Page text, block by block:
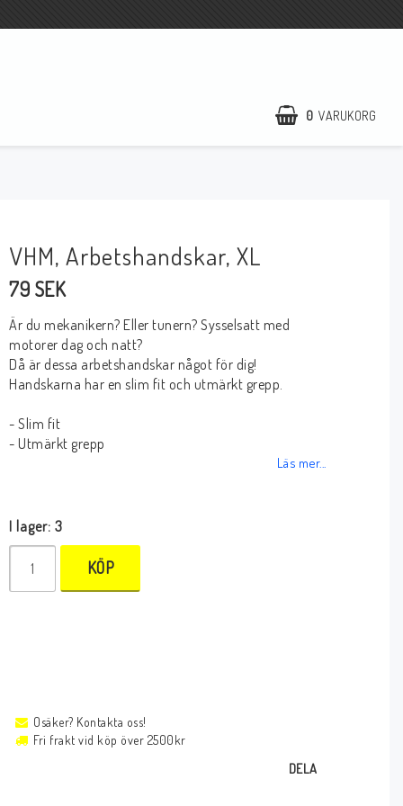
0 VARUKORG
VHM, Arbetshandskar, XL
79 SEK
Är du mekanikern? Eller tunern? Sysselsatt med
motorer dag och natt?
Då är dessa arbetshandskar något för dig!
Handskarna har en slim fit och utmärkt grepp.
- Slim fit
- Utmärkt grepp
Läs mer...
I lager: 3
KÖP
Osäker? Kontakta oss!
Fri frakt vid köp över 2500kr
DELA